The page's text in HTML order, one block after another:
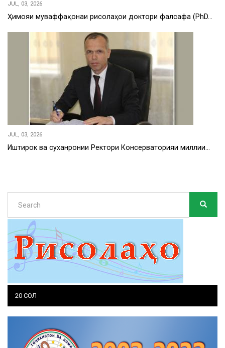
JUL, 03, 2026
Ҳимояи муваффақонаи рисолаҳои доктори фалсафа (PhD…
JUL, 03, 2026
Иштирок ва суханронии Ректори Консерваторияи миллии…
Search
20 СОЛ